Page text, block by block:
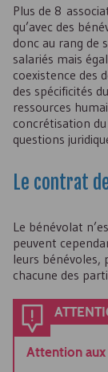
Plus de 8
qu’avec des
donc au rang de
salariés mais
coexistence des
des spécificités
ressources
concrétisation
questions
Le contrat
Le bénévolat
peuvent
leurs bénévoles,
chacune des
Attention